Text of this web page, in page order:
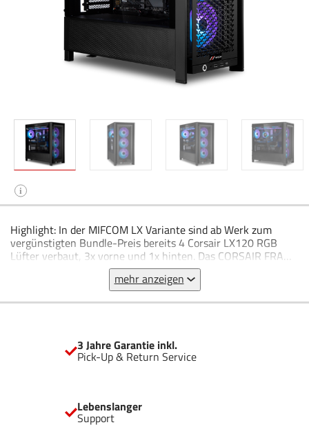
i
Highlight: In der MIFCOM LX Variante sind ab Werk zum
vergünstigten Bundle-Preis bereits 4 Corsair LX120 RGB
Lüfter verbaut, 3x vorne und 1x hinten. Das CORSAIR FRAME
4000D ist ein vollmodulares und geräumiges Mid-Tower-PC-
Gehäuse mit infiniRail™-Lüfterhalterung und kompatibel mit
Mainboards mit rückseitigen Anschlüssen. Es beinhaltet:
Vollständig modulares Design für eine noch bessere
Sag-Stabilisierungsarm Kompatibel mit Mainboards mit
rückseitigen Anschlüssen
mehr anzeigen
3 Jahre Garantie inkl.
Pick-Up & Return Service
Lebenslanger
Support